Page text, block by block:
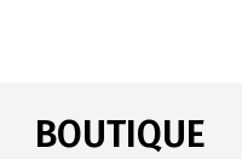
BOUTIQUE